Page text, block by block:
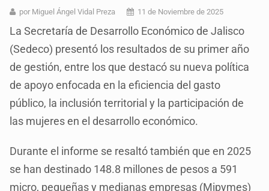
por Miguel Ángel Vidal Preza 11 de Noviembre de 2025
La Secretaría de Desarrollo Económico de Jalisco
(Sedeco) presentó los resultados de su primer año
de gestión, entre los que destacó su nueva política
de apoyo enfocada en la eficiencia del gasto
público, la inclusión territorial y la participación de
las mujeres en el desarrollo económico.
Durante el informe se resaltó también que en 2025
se han destinado 148.8 millones de pesos a 591
micro, pequeñas y medianas empresas (Mipymes)